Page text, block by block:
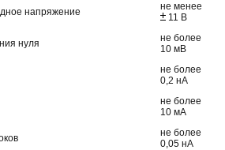
напряжение
не менее
11 В
нуля
не более
10 мВ
не более
0,2 нА
не более
10 мА
не более
0,05 нА